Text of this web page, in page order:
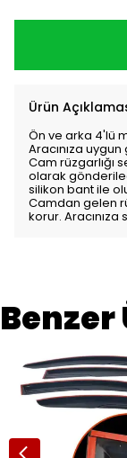
Ürün
Ön ve arka 4'lü
Aracınıza
Cam rüzgarlığı
olarak
silikon bant ile
Camdan gelen
korur.